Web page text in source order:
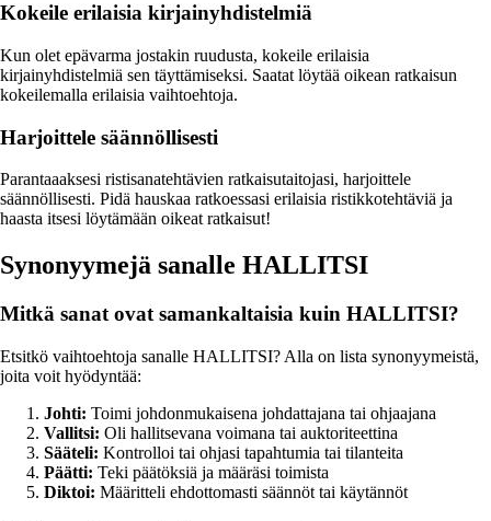
Kokeile erilaisia kirjainyhdistelmiä
Kun olet epävarma jostakin ruudusta, kokeile erilaisia
kirjainyhdistelmiä sen täyttämiseksi. Saatat löytää oikean ratkaisun
kokeilemalla erilaisia vaihtoehtoja.
Harjoittele säännöllisesti
Parantaaaksesi ristisanatehtävien ratkaisutaitojasi, harjoittele
säännöllisesti. Pidä hauskaa ratkoessasi erilaisia ristikkotehtäviä ja
haasta itsesi löytämään oikeat ratkaisut!
Synonyymejä sanalle HALLITSI
Mitkä sanat ovat samankaltaisia kuin HALLITSI?
Etsitkö vaihtoehtoja sanalle HALLITSI? Alla on lista synonyymeistä,
joita voit hyödyntää:
Johti: Toimi johdonmukaisena johdattajana tai ohjaajana
Vallitsi: Oli hallitsevana voimana tai auktoriteettina
Sääteli: Kontrolloi tai ohjasi tapahtumia tai tilanteita
Päätti: Teki päätöksiä ja määräsi toimista
Diktoi: Määritteli ehdottomasti säännöt tai käytännöt